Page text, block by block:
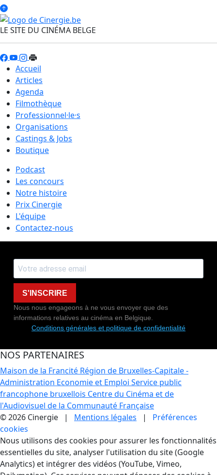
LE SITE DU CINÉMA BELGE
Accueil
Articles
Agenda
Filmothèque
Professionnel·le·s
Organisations
Castings & Jobs
Boutique
Podcast
Les concours
Notre histoire
Prix Cinergie
L'équipe
Contactez-nous
S'INSCRIRE
Nous nous engageons à ne vous envoyer que des
informations relatives au cinéma en Belgique.
Conditions générales et politique de confidentialité
NOS PARTENAIRES
Maison de la Francité Région de Bruxelles-Capitale -
Administration Economie et Emploi Service public
francophone bruxellois Centre du Cinéma et de
l'Audiovisuel de la Communauté Française
© 2026 Cinergie | Mentions légales | Préférences
cookies
Gestion des Cookies
Nous utilisons des cookies pour assurer les fonctionnalités
essentielles du site, analyser l'utilisation du site (Google
Analytics) et intégrer des vidéos (YouTube, Vimeo,